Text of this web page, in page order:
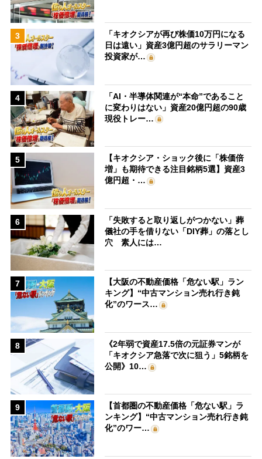
3
「キオクシアが再び株価10万円になる
日は遠い」資産3億円超のサラリーマン
投資家が…
4
「AI・半導体関連が“本命”であること
に変わりはない」資産20億円超の90歳
現役トレー…
5
【キオクシア・ショック後に「株価倍
増」も期待できる注目銘柄5選】資産3
億円超・…
6
「失敗すると取り返しがつかない」葬
儀社の手を借りない「DIY葬」の落とし
穴 素人には…
7
【大阪の不動産価格「危ない駅」ラン
キング】“中古マンション売れ行き鈍
化”のワース…
8
《2年弱で資産17.5倍の元証券マンが
「キオクシア急落で次に狙う」5銘柄を
公開》10…
9
【首都圏の不動産価格「危ない駅」ラ
ンキング】“中古マンション売れ行き鈍
化”のワー…